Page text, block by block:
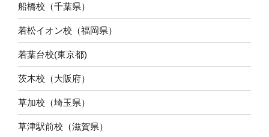
船橋校（千葉県）
若松イオン校（福岡県）
若葉台校(東京都)
茨木校（大阪府）
草加校（埼玉県）
草津駅前校（滋賀県）